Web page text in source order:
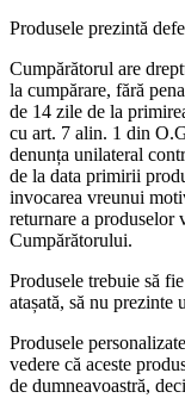
Produsele prezintă
Cumpărătorul are
la cumpărare, fără
de 14 zile de la
cu art. 7 alin. 1 din
denunța unilateral
de la data primirii
invocarea vreunui
returnare a produselor
Cumpărătorului.
Produsele trebuie să
atașată, să nu prezinte
Produsele
vedere că aceste
de dumneavoastră,